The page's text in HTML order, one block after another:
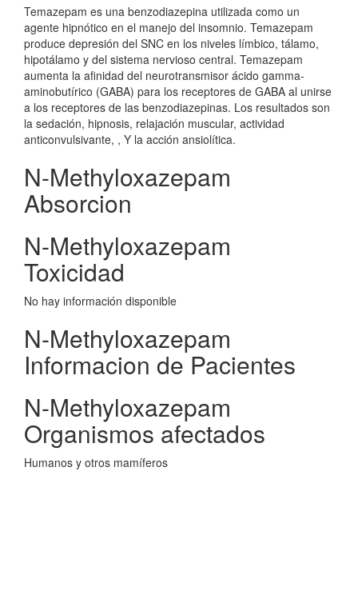
Temazepam es una benzodiazepina utilizada como un
agente hipnótico en el manejo del insomnio. Temazepam
produce depresión del SNC en los niveles límbico, tálamo,
hipotálamo y del sistema nervioso central. Temazepam
aumenta la afinidad del neurotransmisor ácido gamma-
aminobutírico (GABA) para los receptores de GABA al unirse
a los receptores de las benzodiazepinas. Los resultados son
la sedación, hipnosis, relajación muscular, actividad
anticonvulsivante, , Y la acción ansiolítica.
N-Methyloxazepam
Absorcion
N-Methyloxazepam
Toxicidad
No hay información disponible
N-Methyloxazepam
Informacion de Pacientes
N-Methyloxazepam
Organismos afectados
Humanos y otros mamíferos